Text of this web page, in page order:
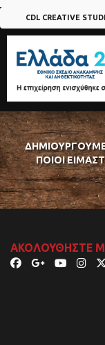
CDL CREATIVE
ΠΟΙΟΊ
ΑΚΟΛΟΥΘΉΣΤΕ